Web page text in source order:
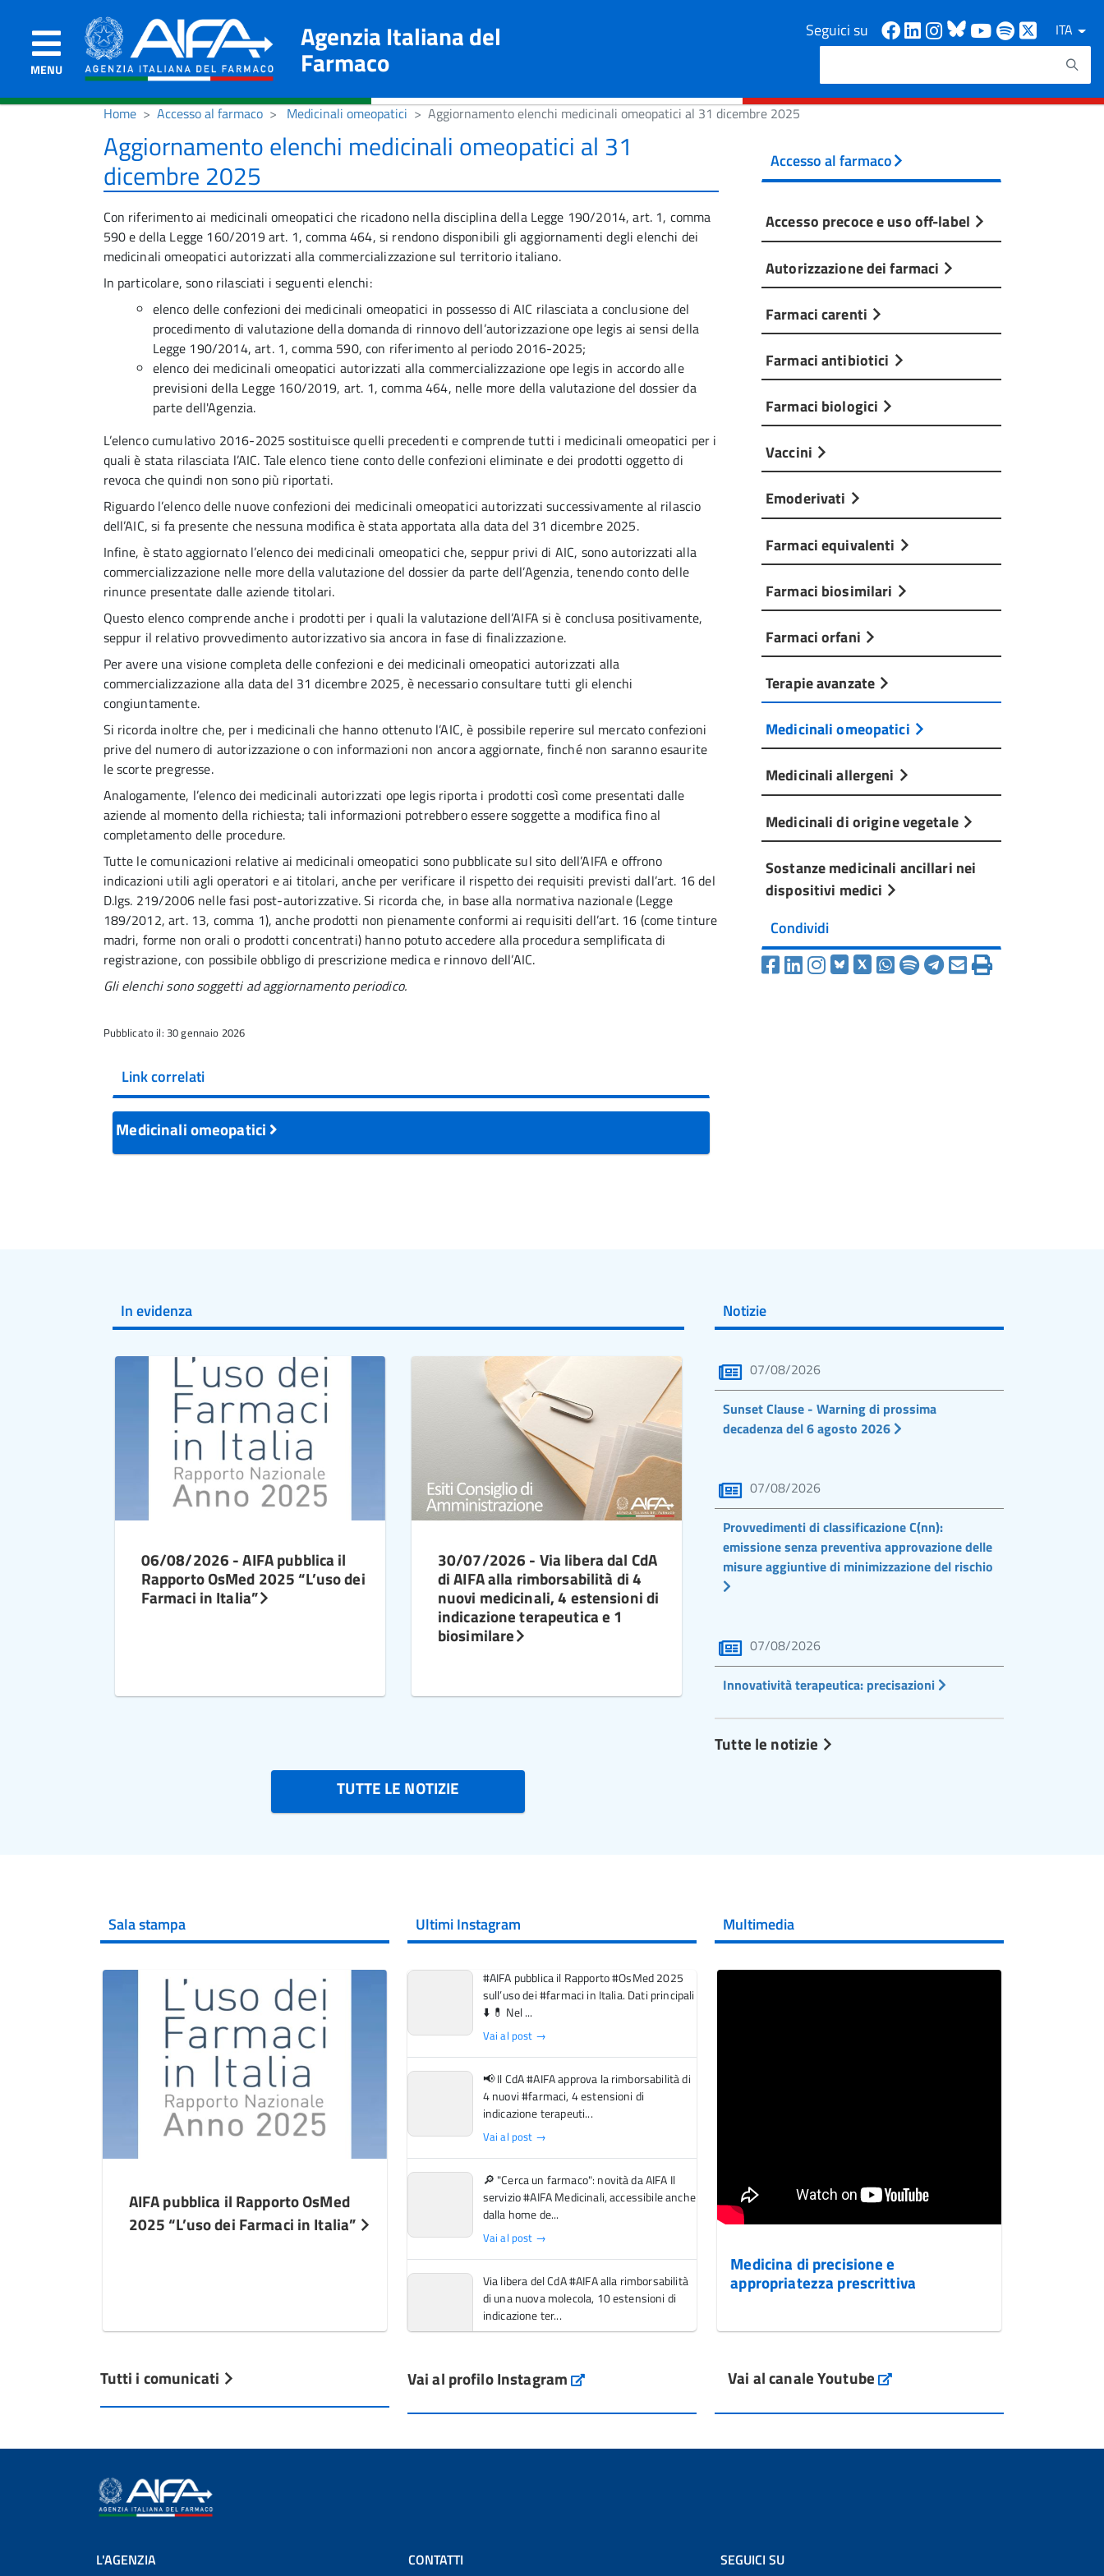
MENU
Agenzia Italiana del
Farmaco
Seguici su Facebook
Linkedin
Instagram
Bluesky
Youtube
Spotify
ITA
Cerca
Home Accesso al farmaco Medicinali omeopatici Aggiornamento elenchi medicinali omeopatici al 31 dicembre 2025
Aggiornamento elenchi medicinali omeopatici al 31
dicembre 2025
Con riferimento ai medicinali omeopatici che ricadono nella disciplina della Legge 190/2014, art. 1, comma
590 e della Legge 160/2019 art. 1, comma 464, si rendono disponibili gli aggiornamenti degli elenchi dei
medicinali omeopatici autorizzati alla commercializzazione sul territorio italiano.
In particolare, sono rilasciati i seguenti elenchi:
elenco delle confezioni dei medicinali omeopatici in possesso di AIC rilasciata a conclusione del
procedimento di valutazione della domanda di rinnovo dell’autorizzazione ope legis ai sensi della
Legge 190/2014, art. 1, comma 590, con riferimento al periodo 2016-2025;
elenco dei medicinali omeopatici autorizzati alla commercializzazione ope legis in accordo alle
previsioni della Legge 160/2019, art. 1, comma 464, nelle more della valutazione del dossier da
parte dell'Agenzia.
L’elenco cumulativo 2016-2025 sostituisce quelli precedenti e comprende tutti i medicinali omeopatici per i
quali è stata rilasciata l’AIC. Tale elenco tiene conto delle confezioni eliminate e dei prodotti oggetto di
revoca che quindi non sono più riportati.
Riguardo l’elenco delle nuove confezioni dei medicinali omeopatici autorizzati successivamente al rilascio
dell’AIC, si fa presente che nessuna modifica è stata apportata alla data del 31 dicembre 2025.
Infine, è stato aggiornato l’elenco dei medicinali omeopatici che, seppur privi di AIC, sono autorizzati alla
commercializzazione nelle more della valutazione del dossier da parte dell’Agenzia, tenendo conto delle
rinunce presentate dalle aziende titolari.
Questo elenco comprende anche i prodotti per i quali la valutazione dell’AIFA si è conclusa positivamente,
seppur il relativo provvedimento autorizzativo sia ancora in fase di finalizzazione.
Per avere una visione completa delle confezioni e dei medicinali omeopatici autorizzati alla
commercializzazione alla data del 31 dicembre 2025, è necessario consultare tutti gli elenchi
congiuntamente.
Si ricorda inoltre che, per i medicinali che hanno ottenuto l’AIC, è possibile reperire sul mercato confezioni
prive del numero di autorizzazione o con informazioni non ancora aggiornate, finché non saranno esaurite
le scorte pregresse.
Analogamente, l’elenco dei medicinali autorizzati ope legis riporta i prodotti così come presentati dalle
aziende al momento della richiesta; tali informazioni potrebbero essere soggette a modifica fino al
completamento delle procedure.
Tutte le comunicazioni relative ai medicinali omeopatici sono pubblicate sul sito dell’AIFA e offrono
indicazioni utili agli operatori e ai titolari, anche per verificare il rispetto dei requisiti previsti dall’art. 16 del
D.lgs. 219/2006 nelle fasi post-autorizzative. Si ricorda che, in base alla normativa nazionale (Legge
189/2012, art. 13, comma 1), anche prodotti non pienamente conformi ai requisiti dell’art. 16 (come tinture
madri, forme non orali o prodotti concentrati) hanno potuto accedere alla procedura semplificata di
registrazione, con possibile obbligo di prescrizione medica e rinnovo dell’AIC.
Gli elenchi sono soggetti ad aggiornamento periodico.
Pubblicato il: 30 gennaio 2026
Link correlati
Medicinali omeopatici
Accesso al farmaco
Accesso precoce e uso off-label
Autorizzazione dei farmaci
Farmaci carenti
Farmaci antibiotici
Farmaci biologici
Vaccini
Emoderivati
Farmaci equivalenti
Farmaci biosimilari
Farmaci orfani
Terapie avanzate
Medicinali omeopatici
Medicinali allergeni
Medicinali di origine vegetale
Sostanze medicinali ancillari nei
dispositivi medici
Condividi
In evidenza
06/08/2026 - AIFA pubblica il
Rapporto OsMed 2025 “L’uso dei
Farmaci in Italia”
30/07/2026 - Via libera dal CdA
di AIFA alla rimborsabilità di 4
nuovi medicinali, 4 estensioni di
indicazione terapeutica e 1
biosimilare
TUTTE LE NOTIZIE
Notizie
07/08/2026
Sunset Clause - Warning di prossima
decadenza del 6 agosto 2026
07/08/2026
Provvedimenti di classificazione C(nn):
emissione senza preventiva approvazione delle
misure aggiuntive di minimizzazione del rischio
07/08/2026
Innovatività terapeutica: precisazioni
Tutte le notizie
Sala stampa
AIFA pubblica il Rapporto OsMed
2025 “L’uso dei Farmaci in Italia”
Tutti i comunicati
Ultimi Instagram
#AIFA pubblica il Rapporto #OsMed 2025
sull’uso dei #farmaci in Italia. Dati principali
⬇️ 💊 Nel ...
Vai al post →
📢 Il CdA #AIFA approva la rimborsabilità di
4 nuovi #farmaci, 4 estensioni di
indicazione terapeuti...
Vai al post →
🔎 "Cerca un farmaco": novità da AIFA Il
servizio #AIFA Medicinali, accessibile anche
dalla home de...
Vai al post →
Via libera del CdA #AIFA alla rimborsabilità
di una nuova molecola, 10 estensioni di
indicazione ter...
L'Italia si conferma tra i primi Paesi europei
dal Servi...
Vai al profilo Instagram Instagram
Multimedia
Medicina di precisione e
appropriatezza prescrittiva
Vai al canale Youtube
L'AGENZIA
CONTATTI
SEGUICI SU